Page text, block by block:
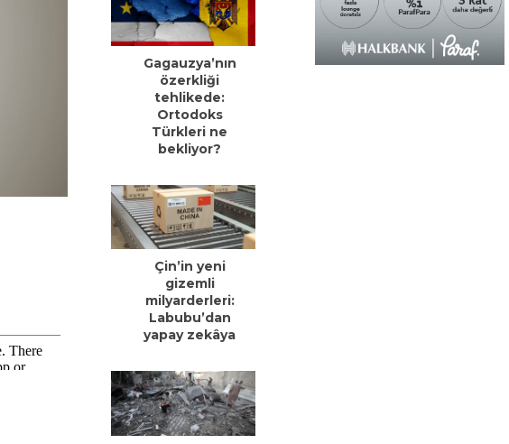
Gagauzya’nın
özerkliği
tehlikede:
Ortodoks
Türkleri ne
bekliyor?
Çin’in yeni
gizemli
milyarderleri:
Labubu’dan
yapay zekâya